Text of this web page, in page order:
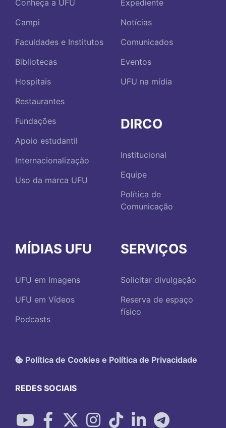
Conheça a UFU
Campi
Faculdades e Institutos
Bibliotecas
Hospitais
Restaurantes
Fundações
Apoio estudantil
Internacionalização
Uso da marca UFU
Expediente
Notícias
Comunicados
Eventos
UFU na mídia
DIRCO
Institucional
Equipe
Política de
Comunicação
MÍDIAS UFU
UFU em Imagens
UFU em Vídeos
Podcasts
SERVIÇOS
Solicitar divulgação
Reserva de espaço
físico
Política de Cookies e Política de Privacidade
REDES SOCIAIS